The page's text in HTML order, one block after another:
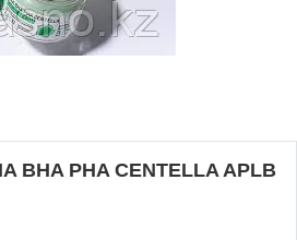
BHA PHA CENTELLA APLB